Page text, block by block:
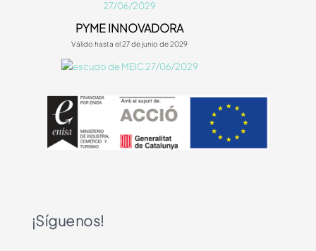
PYME INNOVADORA
Válido hasta el 27 de junio de 2029
¡Síguenos!